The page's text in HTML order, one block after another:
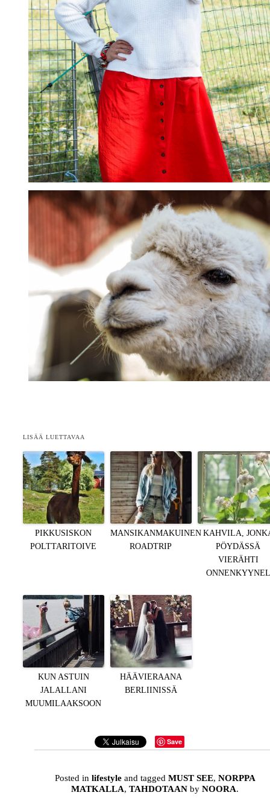
LISÄÄ LUETTAVAA
PIKKUSISKON
POLTTARITOIVE
MANSIKANMAKUINEN
ROADTRIP
KAHVILA,
PÖYDÄSSÄ
VIERÄHTI
ONNENKYYNEL
KUN ASTUIN
JALALLANI
MUUMILAAKSOON
HÄÄVIERAANA
BERLIINISSÄ
Save
Posted in lifestyleand tagged MUST SEE, NORPPA
MATKALLA,TAHDOTAAN byNOORA.